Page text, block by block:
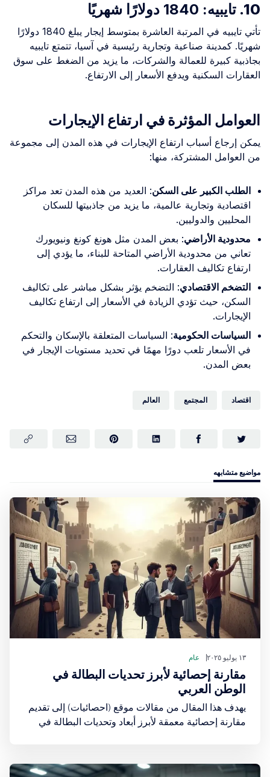
10. تايبيه: 1840 دولارًا شهريًا
تأتي تايبيه في المرتبة العاشرة بمتوسط إيجار يبلغ 1840 دولارًا
شهريًا. كمدينة صناعية وتجارية رئيسية في آسيا، تتمتع تايبيه
بجاذبية كبيرة للعمالة والشركات، ما يزيد من الضغط على سوق
العقارات السكنية ويدفع الأسعار إلى الارتفاع.
العوامل المؤثرة في ارتفاع الإيجارات
يمكن إرجاع أسباب ارتفاع الإيجارات في هذه المدن إلى مجموعة
من العوامل المشتركة، منها:
الطلب الكبير على السكن: العديد من هذه المدن تعد مراكز
اقتصادية وتجارية عالمية، ما يزيد من جاذبيتها للسكان
المحليين والدوليين.
محدودية الأراضي: بعض المدن مثل هونغ كونغ ونيويورك
تعاني من محدودية الأراضي المتاحة للبناء، ما يؤدي إلى
ارتفاع تكاليف العقارات.
التضخم الاقتصادي: التضخم يؤثر بشكل مباشر على تكاليف
السكن، حيث تؤدي الزيادة في الأسعار إلى ارتفاع تكاليف
الإيجارات.
السياسات الحكومية: السياسات المتعلقة بالإسكان والتحكم
في الأسعار تلعب دورًا مهمًا في تحديد مستويات الإيجار في
بعض المدن.
اقتصاد المجتمع العالم
مواضيع متشابهه
١٣ يوليو ٢٠٢٥ عام
مقارنة إحصائية لأبرز تحديات البطالة في
الوطن العربي
يهدف هذا المقال من مقالات موقع (احصائيات) إلى تقديم
مقارنة إحصائية معمقة لأبرز أبعاد وتحديات البطالة في
الأسباب الجذرية لهذه الظاهرة المعقدة.